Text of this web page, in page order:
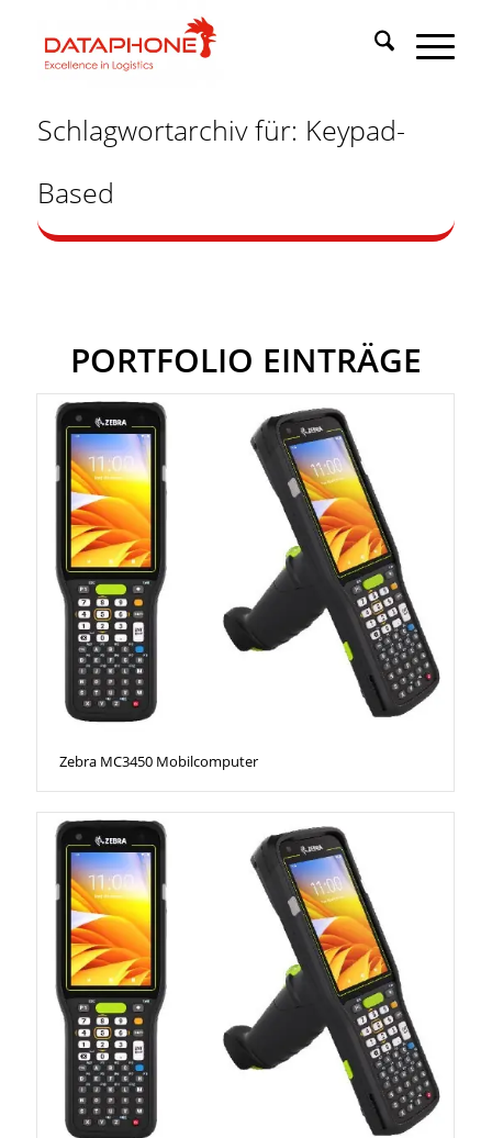
Schlagwortarchiv für: Keypad-
Based
PORTFOLIO EINTRÄGE
Zebra MC3450 Mobilcomputer